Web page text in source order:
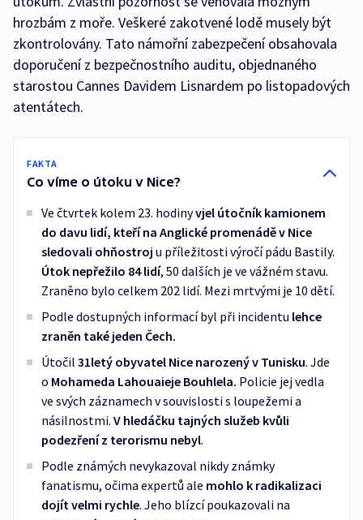
hrozbám z moře. Veškeré zakotvené lodě musely být
zkontrolovány. Tato námořní zabezpečení obsahovala
doporučení z bezpečnostního auditu, objednaného
starostou Cannes Davidem Lisnardem po listopadových
atentátech.
FAKTA
Co víme o útoku v Nice?
Ve čtvrtek kolem 23. hodinyvjel útočník kamionem
do davu lidí, kteří na Anglické promenádě v Nice
sledovali ohňostroj u příležitosti výročí pádu Bastily.
Útok nepřežilo 84 lidí, 50 dalších je ve vážném stavu.
Zraněno bylo celkem 202 lidí. Mezi mrtvými je 10 dětí.
Podle dostupných informací byl při incidentu lehce
zraněn také jeden Čech.
Útočil 31letý obyvatel Nice narozený v Tunisku. Jde
o Mohameda Lahouaieje Bouhlela. Policie jej vedla
ve svých záznamech v souvislosti s loupežemi a
násilnostmi. V hledáčku tajných služeb kvůli
podezření z terorismu nebyl.
Podle známých nevykazoval nikdy známky
fanatismu, očima expertů ale mohlo k radikalizaci
dojít velmi rychle. Jeho blízcí poukazovali na